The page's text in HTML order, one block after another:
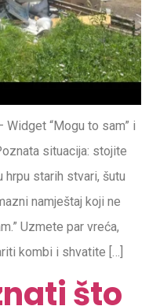
“Mogu to sam” i
situacija: stojite
hrpu starih stvari, šutu
namještaj koji ne
Uzmete par vreća,
kombi i shvatite […]
što